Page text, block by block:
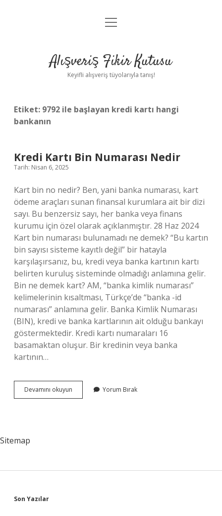
Anasayfa
Yasal Uyarı
menüyü
Alışveriş Fikir Kutusu
Keyifli alışveriş tüyolarıyla tanış!
Etiket: 9792 ile başlayan kredi kartı hangi
bankanın
Kredi Kartı Bin Numarası Nedir
Tarih: Nisan 6, 2025
Kart bin no nedir? Ben, yani banka numarası, kart
ödeme araçları sunan finansal kurumlara ait bir dizi
sayı. Bu benzersiz sayı, her banka veya finans
kurumu için özel olarak açıklanmıştır. 28 Haz 2024
Kart bin numarası bulunamadı ne demek? “Bu kartın
bin sayısı sisteme kayıtlı değil” bir hatayla
karşılaşırsanız, bu, kredi veya banka kartının kartı
belirten kuruluş sisteminde olmadığı anlamına gelir.
Bin ne demek kart? AM, “banka kimlik numarası”
kelimelerinin kısaltması, Türkçe’de “banka -id
numarası” anlamına gelir. Banka Kimlik Numarası
(BIN), kredi ve banka kartlarının ait olduğu bankayı
göstermektedir. Kredi kartı numaraları 16
basamaktan oluşur. Bir kredinin veya banka
kartının…
Devamını okuyun
Kartı
Yorum Bırak
Sitemap
Sidebar
Son Yazılar